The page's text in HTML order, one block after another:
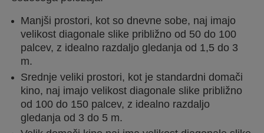
Manjši prostori, kot so dnevne sobe, naj imajo
velikost diagonale slike približno od 50 do 100
palcev, z idealno razdaljo gledanja od 1,5 do 3
m.
Srednje veliki prostori, kot je standardni domači
kino, naj imajo velikost diagonale slike približno
od 100 do 150 palcev, z idealno razdaljo
gledanja od 3 do 5 m.